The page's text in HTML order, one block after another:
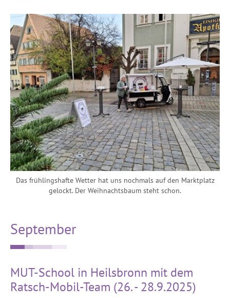
Das frühlingshafte Wetter hat uns nochmals auf den Marktplatz
gelockt. Der Weihnachtsbaum steht schon.
September
MUT-School in Heilsbronn mit dem
Ratsch-Mobil-Team (26. - 28.9.2025)